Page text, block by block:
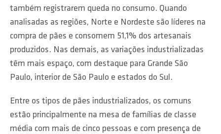
também registrarem queda no consumo. Quando
analisadas as regiões, Norte e Nordeste são líderes na
compra de pães e consomem 51,1% dos artesanais
produzidos. Nas demais, as variações industrializadas
têm mais espaço, com destaque para Grande São
Paulo, interior de São Paulo e estados do Sul.
Entre os tipos de pães industrializados, os comuns
estão principalmente na mesa de famílias de classe
média com mais de cinco pessoas e com presença de